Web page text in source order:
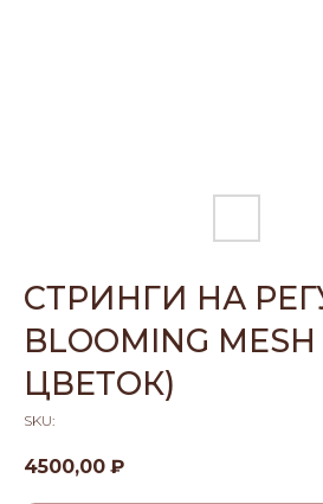
СТРИНГИ НА
BLOOMING
ЦВЕТОК)
SKU:
4500,00 ₽